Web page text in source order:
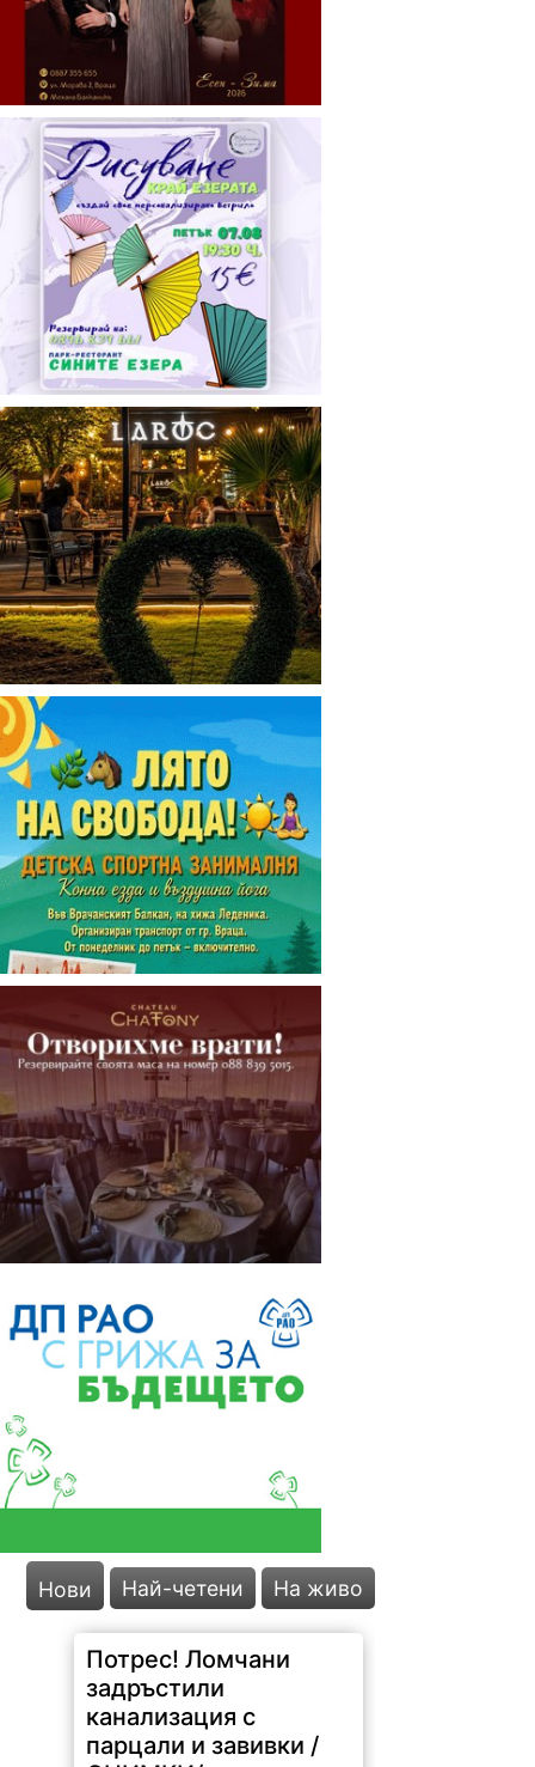
Нови Най-четени На живо
Потрес! Ломчани
задръстили
канализация с
парцали и завивки /
СНИМКИ/